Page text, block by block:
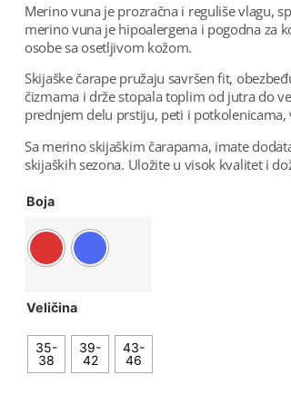
Merino vuna je prozračna i reguliše vlagu,
merino vuna je hipoalergena i pogodna za
osobe sa osetljivom kožom.
Skijaške čarape pružaju savršen fit,
čizmama i drže stopala toplim od jutra do
prednjem delu prstiju, peti i potkolenicama,
Sa merino skijaškim čarapama, imate
skijaških sezona. Uložite u visok kvalitet i
Boja
Veličina
35-
38
39-
42
43-
46